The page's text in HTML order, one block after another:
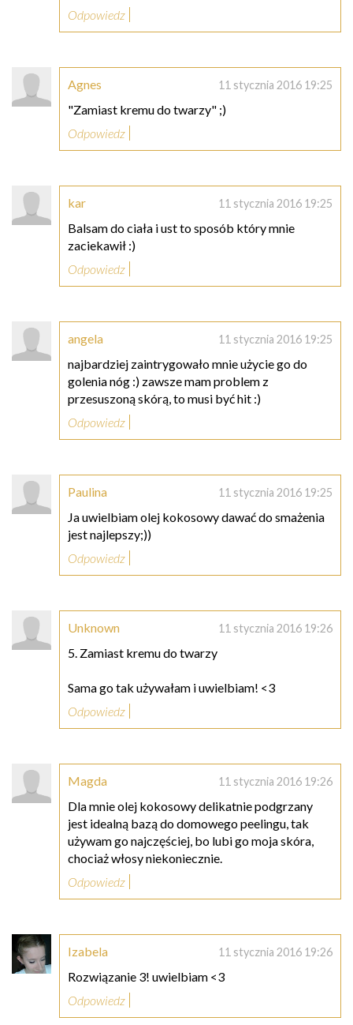
Odpowiedz
Agnes 11 stycznia 2016 19:25
"Zamiast kremu do twarzy" ;)
Odpowiedz
kar 11 stycznia 2016 19:25
Balsam do ciała i ust to sposób który mnie
zaciekawił :)
Odpowiedz
angela 11 stycznia 2016 19:25
najbardziej zaintrygowało mnie użycie go do
golenia nóg :) zawsze mam problem z
przesuszoną skórą, to musi być hit :)
Odpowiedz
Paulina 11 stycznia 2016 19:25
Ja uwielbiam olej kokosowy dawać do smażenia
jest najlepszy;))
Odpowiedz
Unknown 11 stycznia 2016 19:26
5. Zamiast kremu do twarzy
Sama go tak używałam i uwielbiam! <3
Odpowiedz
Magda 11 stycznia 2016 19:26
Dla mnie olej kokosowy delikatnie podgrzany
jest idealną bazą do domowego peelingu, tak
używam go najczęściej, bo lubi go moja skóra,
chociaż włosy niekoniecznie.
Odpowiedz
Izabela 11 stycznia 2016 19:26
Rozwiązanie 3! uwielbiam <3
Odpowiedz